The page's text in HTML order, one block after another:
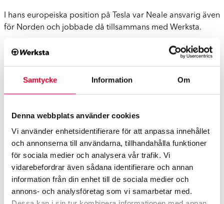
Samtycke Information Om
Denna webbplats använder cookies
Vi använder enhetsidentifierare för att anpassa innehållet
och annonserna till användarna, tillhandahålla funktioner
för sociala medier och analysera vår trafik. Vi
vidarebefordrar även sådana identifierare och annan
information från din enhet till de sociala medier och
annons- och analysföretag som vi samarbetar med.
I hans europeiska position på Tesla var Neale ansvarig även
för Norden och jobbade då tillsammans med Werksta.
”Jag fick ett väldigt positiv intryck av Werksta och ser fram
emot att jobba med det kunniga Werksta-gänget och få
Tillsammans ska vi stärka vårt varumärke och närvaro i
Norge och bjuda på marknadens bästa kundupplevelse”,
Werkstas nuvarande landchef för Norge, Patrik Puskala
kommer fortsätta att vara bolagets största privata ägare
och medlem i koncernens styrelse. Patrik är dessutom
landschef för verksamheten i Finland.
” Det har varit ett nöje att få leda Werksta i Norge med alla
kompetenta medarbetare genom den här expansiva fasen.